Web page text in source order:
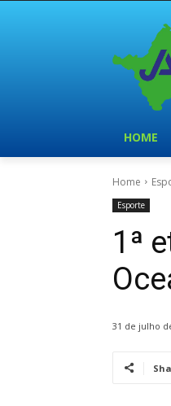
HOME
Home
Esporte
1ª
31 de julho